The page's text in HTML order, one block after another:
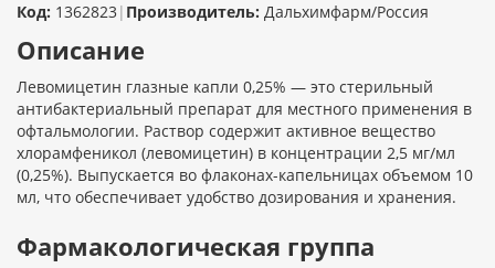
Код: 1362823 | Производитель: Дальхимфарм/Россия
Описание
Левомицетин глазные капли 0,25% — это стерильный
антибактериальный препарат для местного применения в
офтальмологии. Раствор содержит активное вещество
хлорамфеникол (левомицетин) в концентрации 2,5 мг/мл
(0,25%). Выпускается во флаконах-капельницах объемом 10
мл, что обеспечивает удобство дозирования и хранения.
Фармакологическая группа